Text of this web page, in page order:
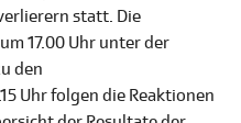
statt. Die
17.00 Uhr unter der
den
Uhr folgen die Reaktionen